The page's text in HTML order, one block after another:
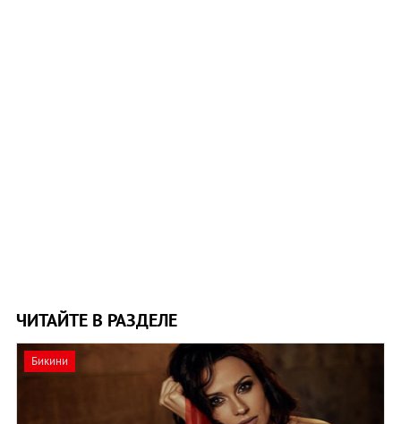
ЧИТАЙТЕ В РАЗДЕЛЕ
Бикини